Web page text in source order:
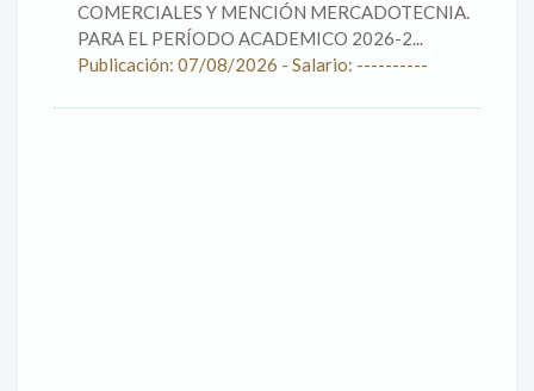
COMERCIALES Y MENCIÓN MERCADOTECNIA.
PARA EL PERÍODO ACADEMICO 2026-2...
Publicación: 07/08/2026 - Salario: ----------